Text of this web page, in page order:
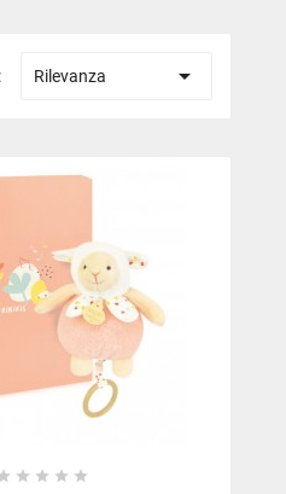
Rilevanza 
   